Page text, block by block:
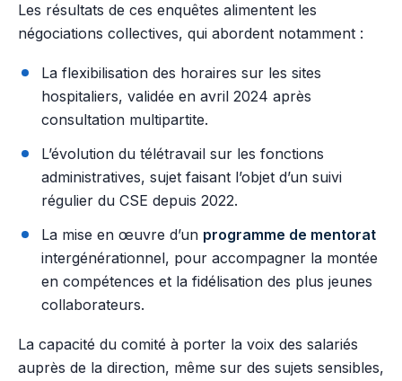
Les résultats de ces enquêtes alimentent les
négociations collectives, qui abordent notamment :
La flexibilisation des horaires sur les sites
hospitaliers, validée en avril 2024 après
consultation multipartite.
L’évolution du télétravail sur les fonctions
administratives, sujet faisant l’objet d’un suivi
régulier du CSE depuis 2022.
La mise en œuvre d’un programme de mentorat
intergénérationnel, pour accompagner la montée
en compétences et la fidélisation des plus jeunes
collaborateurs.
La capacité du comité à porter la voix des salariés
auprès de la direction, même sur des sujets sensibles,